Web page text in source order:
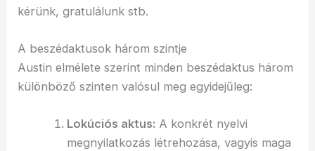
kérünk, gratulálunk stb.
A beszédaktusok három szintje
Austin elmélete szerint minden beszédaktus három
különböző szinten valósul meg egyidejűleg:
Lokúciós aktus: A konkrét nyelvi
megnyilatkozás létrehozása, vagyis maga